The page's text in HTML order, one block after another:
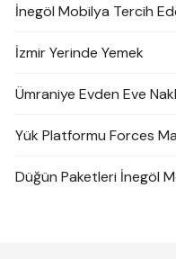
İnegöl Mobilya Tercih
İzmir Yerinde Yemek
Ümraniye Evden Eve
Yük Platformu Forces
Düğün Paketleri İnegöl